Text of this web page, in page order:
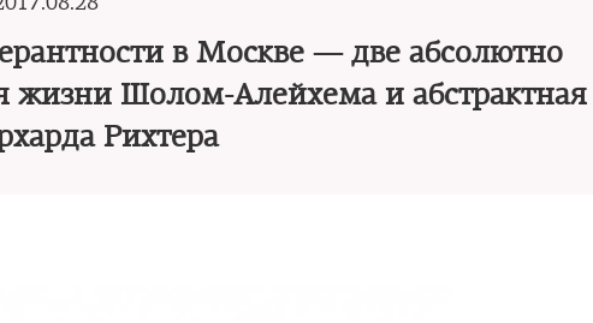
в Москве — две абсолютно
жизни Шолом-Алейхема и абстрактная
Рихтера